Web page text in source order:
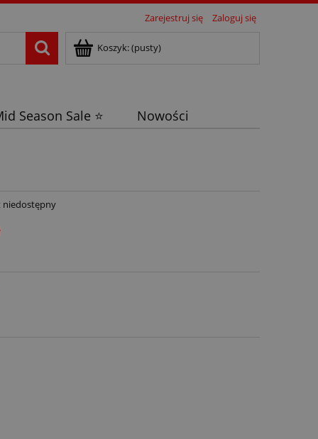
Zarejestruj się Zaloguj się
Koszyk:(pusty)
Season Sale ⭐ Nowości
niedostępny